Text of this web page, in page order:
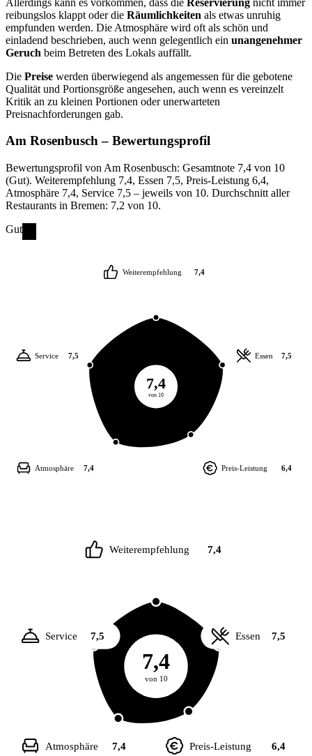
reibungslos klappt oder die Räumlichkeiten als etwas unruhig
empfunden werden. Die Atmosphäre wird oft als schön und
einladend beschrieben, auch wenn gelegentlich ein unangenehmer
Geruch beim Betreten des Lokals auffällt.
Die Preise werden überwiegend als angemessen für die gebotene
Qualität und Portionsgröße angesehen, auch wenn es vereinzelt
Kritik an zu kleinen Portionen oder unerwarteten
Preisnachforderungen gab.
Am Rosenbusch– Bewertungsprofil
Bewertungsprofil von Am Rosenbusch: Gesamtnote 7,4 von 10
(Gut). Weiterempfehlung 7,4, Essen 7,5, Preis-Leistung 6,4,
Atmosphäre 7,4, Service 7,5 – jeweils von 10. Durchschnitt aller
Restaurants in Bremen: 7,2 von 10.
Gut
7,4
von 10
Weiterempfehlung 7,4
Essen 7,5
Preis-Leistung 6,4
Atmosphäre 7,4
Service 7,5
7,4
von 10
Weiterempfehlung 7,4
Essen 7,5
Preis-Leistung 6,4
Atmosphäre 7,4
Service 7,5